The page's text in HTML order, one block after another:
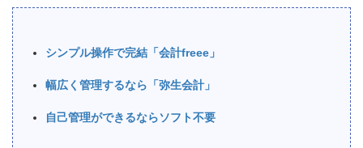
シンプル操作で完結「会計freee」
幅広く管理するなら「弥生会計」
自己管理ができるならソフト不要